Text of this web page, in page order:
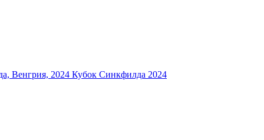
Венгрия, 2024 Кубок Синкфилда 2024